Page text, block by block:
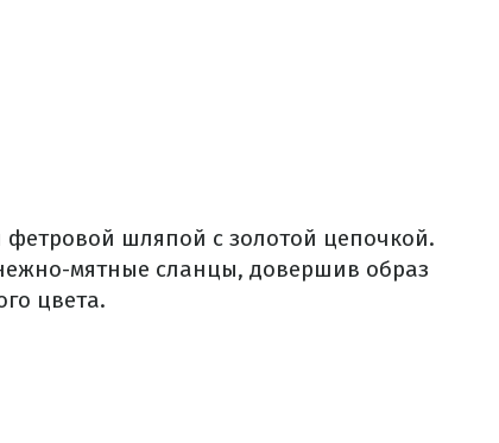
шляпой с золотой цепочкой.
мятные сланцы, довершив образ
цвета.